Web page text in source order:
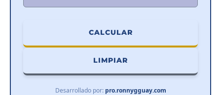
CALCULAR
LIMPIAR
Desarrollado por: pro.ronnygguay.com